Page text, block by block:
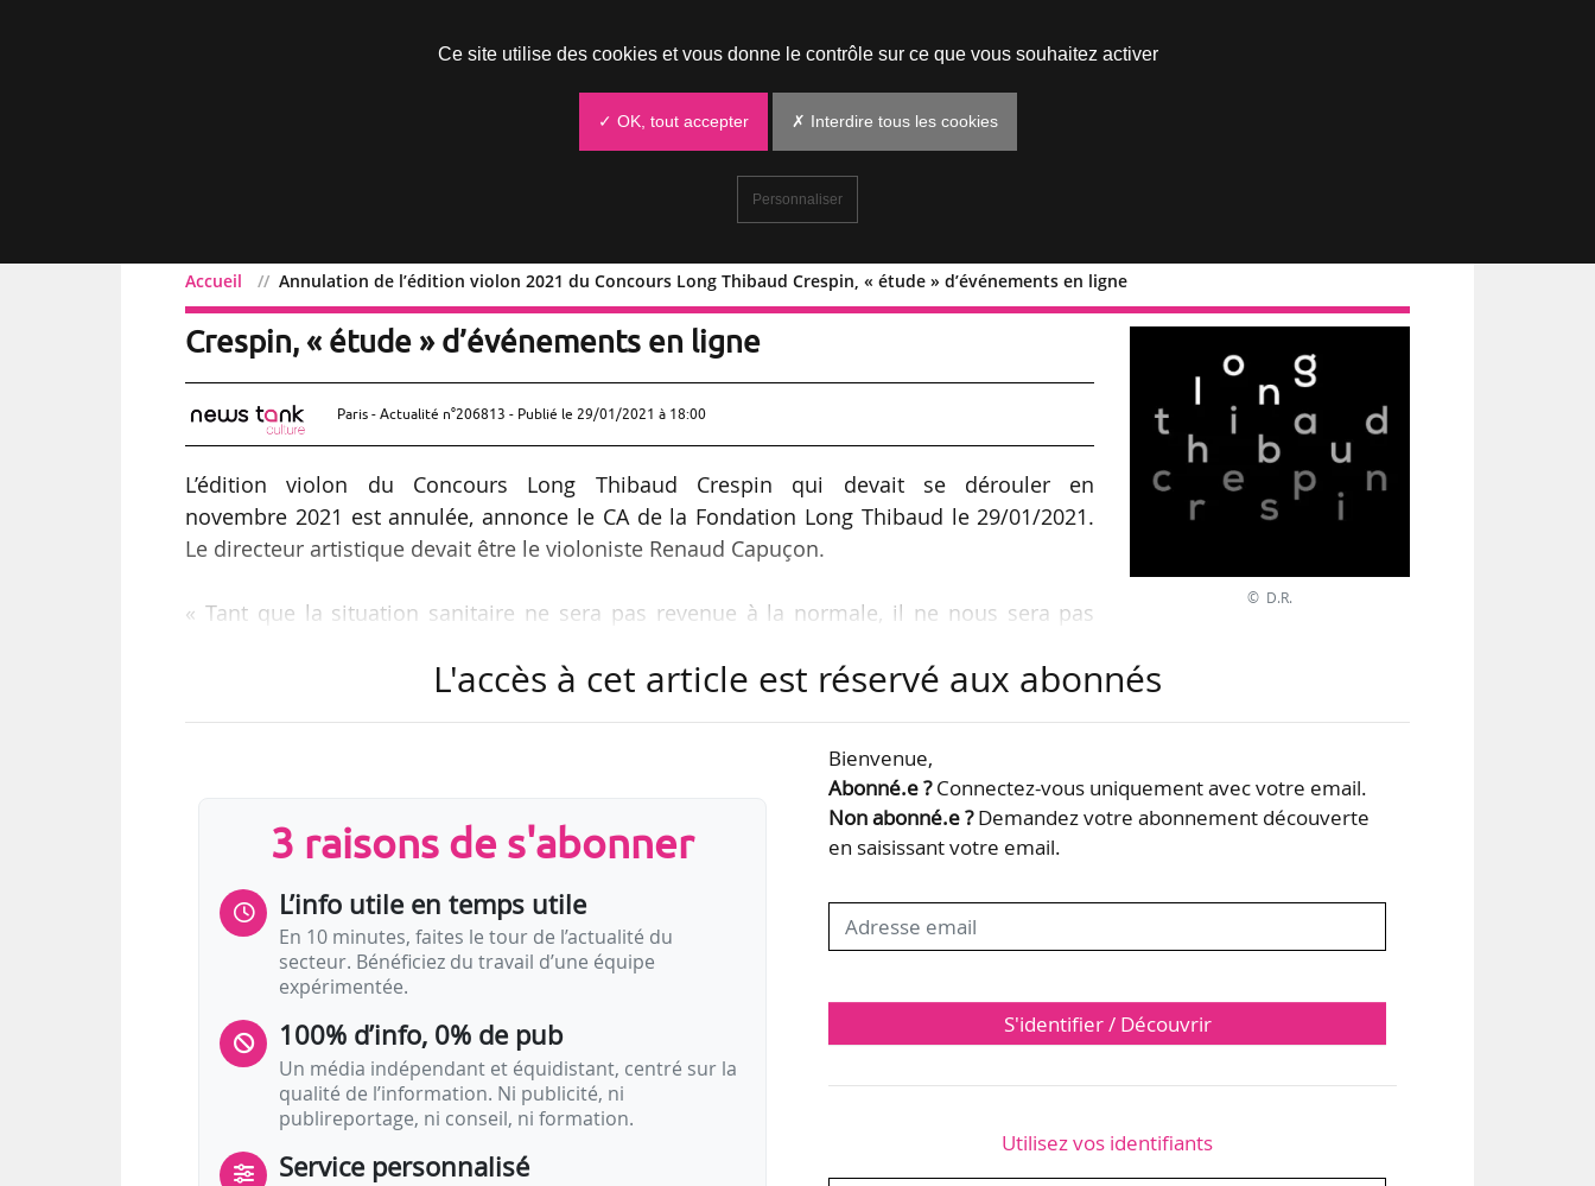
Accueil Annulation de l’édition violon 2021 du Concours Long Thibaud Crespin, « étude » d’événements en ligne
Annulation de l’édition violon 2021 du Concours Long Thibaud
Crespin, « étude » d’événements en ligne
Paris - Actualité n°206813 - Publié le 29/01/2021 à 18:00
L’édition violon du Concours Long Thibaud Crespin qui devait se dérouler en
novembre 2021 est annulée, annonce le CA de la Fondation Long Thibaud le 29/01/2021.
Le directeur artistique devait être le violoniste Renaud Capuçon.
« Tant que la situation sanitaire ne sera pas revenue à la normale, il ne nous sera pas
déplacements dans le monde entier », est-il indiqué.
anciens lauréats, qui seraient retransmis sur le site du concours et les réseaux sociaux.
L’édition chant du Concours Long Thibaud Crespin prévue en novembre 2020 avait été
© D.R.
L'accès à cet article est réservé aux abonnés
3 raisons de s'abonner
L’info utile en temps utile
En 10 minutes, faites le tour de l’actualité du
secteur. Bénéficiez du travail d’une équipe
expérimentée.
100% d’info, 0% de pub
Un média indépendant et équidistant, centré sur la
qualité de l’information. Ni publicité, ni
publireportage, ni conseil, ni formation.
Service personnalisé
Bienvenue,
Abonné.e ?Connectez-vous uniquement avec votre email.
Non abonné.e ?Demandez votre abonnement découverte
en saisissant votre email.
S'identifier / Découvrir
Utilisez vos identifiants
Ce site utilise des cookies et vous donne le contrôle sur ce que vous souhaitez activer
✓ OK, tout accepter ✗ Interdire tous les cookies
Personnaliser